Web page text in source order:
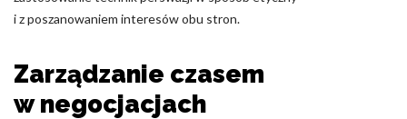
i z poszanowaniem interesów obu stron.
Zarządzanie czasem
w negocjacjach